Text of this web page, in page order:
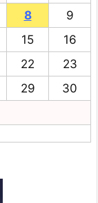
8
9
15
16
22
23
29
30